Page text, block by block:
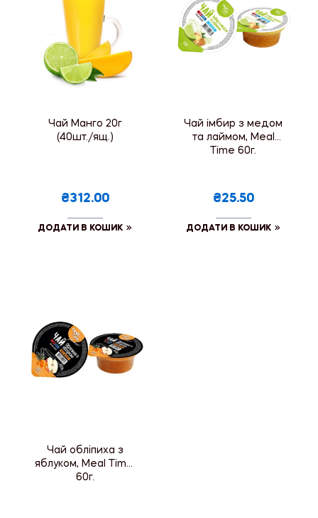
Чай Манго 20г
(40шт./ящ.)
₴312.00
ДОДАТИ В КОШИК
Чай імбир з медом
та лаймом, Meal
Time 60г.
₴25.50
ДОДАТИ В КОШИК
Чай обліпиха з
яблуком, Meal Time,
60г.